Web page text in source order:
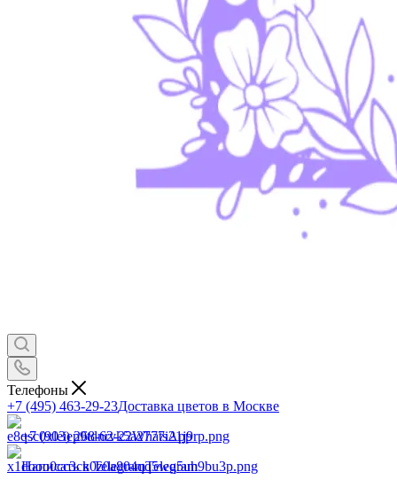
Телефоны
+7 (495) 463-29-23Доставка цветов в Москве
+7 (903) 268-62-22WhatsApp
Написать в TelegramTelegram